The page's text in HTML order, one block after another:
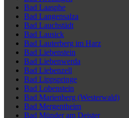
Bad Laasphe
Bad Langensalza
Bad Lauchstädt
Bad Lausick
Bad Lauterberg im Harz
Bad Liebenstein
Bad Liebenwerda
Bad Liebenzell
Bad Lippspringe
Bad Lobenstein
Bad Marienberg (Westerwald)
Bad Mergentheim
Bad Münder am Deister